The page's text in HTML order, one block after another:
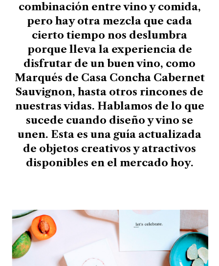
combinación entre vino y comida,
pero hay otra mezcla que cada
cierto tiempo nos deslumbra
porque lleva la experiencia de
disfrutar de un buen vino, como
Marqués de Casa Concha Cabernet
Sauvignon, hasta otros rincones de
nuestras vidas. Hablamos de lo que
sucede cuando diseño y vino se
unen. Esta es una guía actualizada
de objetos creativos y atractivos
disponibles en el mercado hoy.